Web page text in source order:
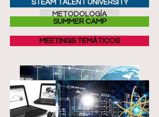
METODOLOGÍA
CONCEPTOS APLICADOS
STEAM TALENT UNIVERSITY
SUMMER CAMP
MEETINGS TEMÁTICOS